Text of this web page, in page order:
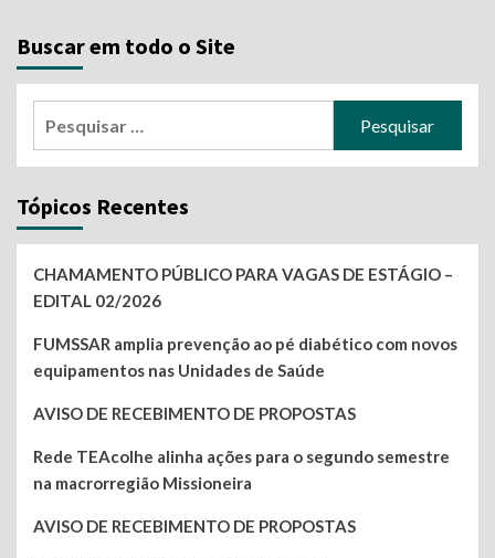
Buscar em todo o Site
Tópicos Recentes
CHAMAMENTO PÚBLICO PARA VAGAS DE ESTÁGIO –
EDITAL 02/2026
FUMSSAR amplia prevenção ao pé diabético com novos
equipamentos nas Unidades de Saúde
AVISO DE RECEBIMENTO DE PROPOSTAS
Rede TEAcolhe alinha ações para o segundo semestre
na macrorregião Missioneira
AVISO DE RECEBIMENTO DE PROPOSTAS